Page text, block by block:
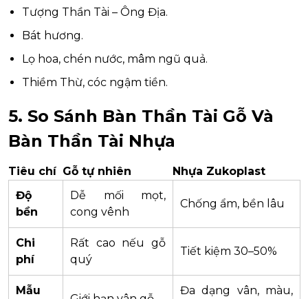
Tượng Thần Tài – Ông Địa.
Bát hương.
Lọ hoa, chén nước, mâm ngũ quả.
Thiềm Thừ, cóc ngậm tiền.
5. So Sánh Bàn Thần Tài Gỗ Và
Bàn Thần Tài Nhựa
Tiêu chí Gỗ tự nhiên
Nhựa Zukoplast
Độ
bền
Dễ mối mọt,
cong vênh
Chống ẩm, bền lâu
Chi
phí
Rất cao nếu gỗ
quý
Tiết kiệm 30–50%
Mẫu
Đa dạng vân, màu,